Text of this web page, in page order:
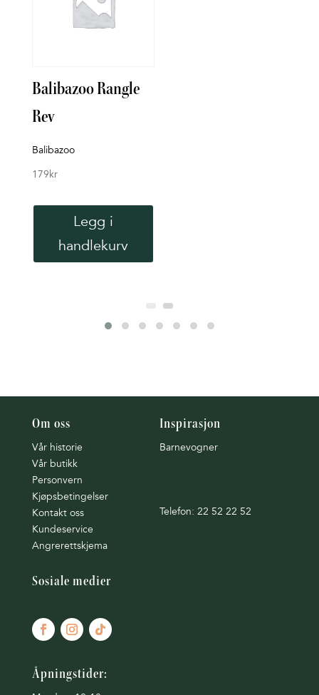
Balibazoo Rangle
Rev
Balibazoo
179kr
Legg i
handlekurv
Om oss
Vår historie
Vår butikk
Personvern
Kjøpsbetingelser
Kontakt oss
Kundeservice
Angrerettskjema
Inspirasjon
Barnevogner
Telefon: 22 52 22 52
Sosiale medier
Åpningstider: